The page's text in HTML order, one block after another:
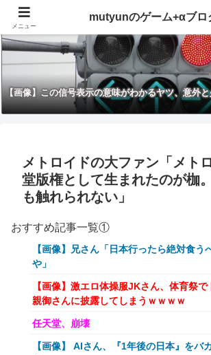
【画像】この信号表示の意味がわかるヤツ、意外
メトロイドの大ファン「メト
堂版権として生まれたのが枷
も触れられない」
おすすめ記事一覧①
【画像】兄さん「日本行ったら絶対食う
や」
【画像】激エロ体操服JKさん、体育祭
親御さんに披露してしまうｗｗｗｗ
任天堂、崩壊
【画像】 AIさん、『1年後の日本』をバ
メニュー
mutyunのゲーム+αブロ